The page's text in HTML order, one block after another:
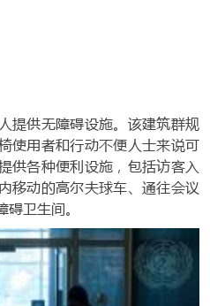
提供无障碍设施。该建筑群规
使用者和行动不便人士来说可
供各种便利设施，包括访客入
移动的高尔夫球车、通往会议
卫生间。